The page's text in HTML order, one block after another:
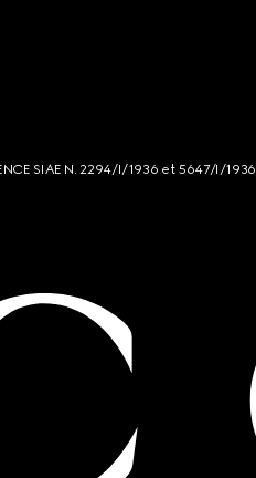
SIAE N. 2294/I/1936 et 5647/I/1936